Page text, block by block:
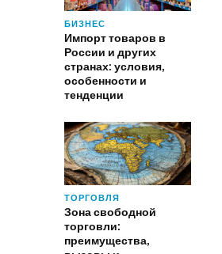
БИЗНЕС
Импорт товаров в
России и других
странах: условия,
особенности и
тенденции
ТОРГОВЛЯ
Зона свободной
торговли:
преимущества,